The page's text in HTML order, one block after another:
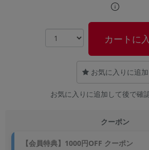
カートに
お気に入りに追加
お気に入りに追加して後で確
クーポン
【会員特典】1000円OFF クーポン
~